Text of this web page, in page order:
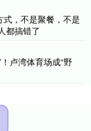
，不是聚餐，不是
都搞错了
卢湾体育场成“野